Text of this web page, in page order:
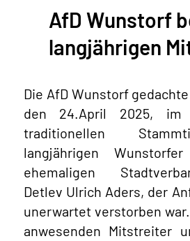
AfD Wunstorf
langjährigen
Die AfD Wunstorf
den 24.April 2025, im
traditionellen
langjährigen
ehemaligen
Detlev Ulrich Aders, der
unerwartet verstorben
anwesenden Mitstreiter